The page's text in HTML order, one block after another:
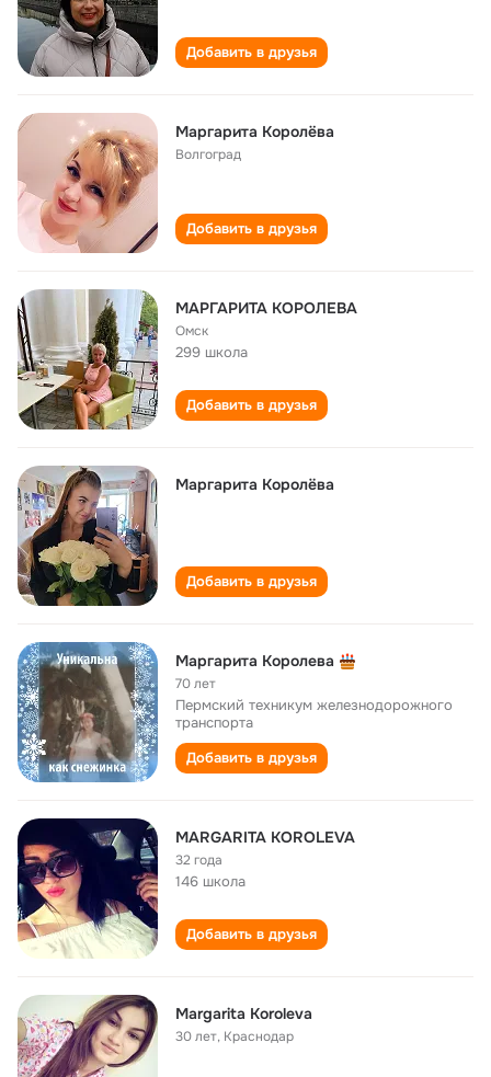
Добавить в друзья
Маргарита Королëва
Волгоград
Добавить в друзья
МАРГАРИТА КОРОЛЕВА
Омск
299 школа
Добавить в друзья
Маргарита Королёва
Добавить в друзья
Маргарита Королева
70 лет
Пермский техникум железнодорожного
транспорта
Добавить в друзья
MARGARITA KOROLEVA
32 года
146 школа
Добавить в друзья
Margarita Koroleva
30 лет, Краснодар